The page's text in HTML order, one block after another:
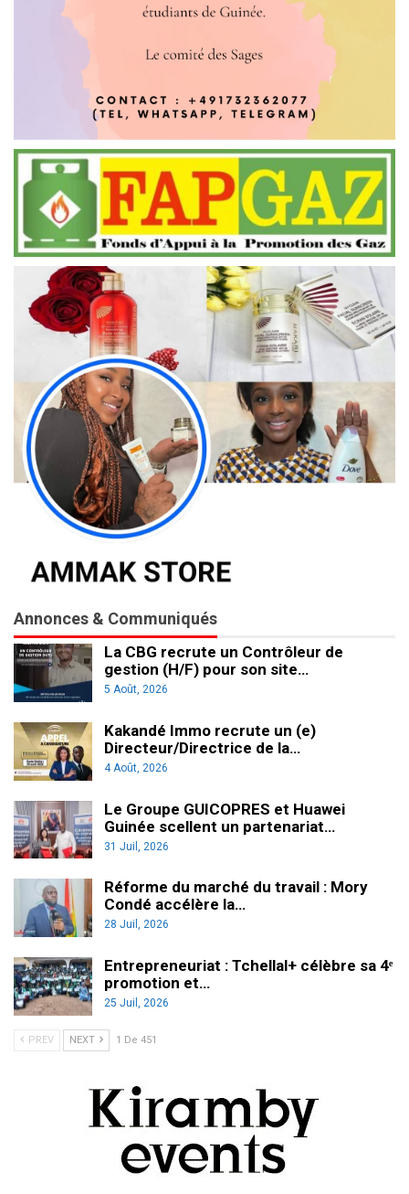
Annonces & Communiqués
La CBG recrute un Contrôleur de
gestion (H/F) pour son site…
5 Août, 2026
Kakandé Immo recrute un (e)
Directeur/Directrice de la…
4 Août, 2026
Le Groupe GUICOPRES et Huawei
Guinée scellent un partenariat…
31 Juil, 2026
Réforme du marché du travail : Mory
Condé accélère la…
28 Juil, 2026
Entrepreneuriat : Tchellal+ célèbre sa 4ᵉ
promotion et…
25 Juil, 2026
PREV NEXT 1 De 451